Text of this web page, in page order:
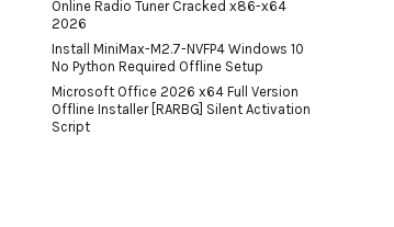
Online Radio Tuner Cracked x86-x64
2026
Install MiniMax-M2.7-NVFP4 Windows 10
No Python Required Offline Setup
Microsoft Office 2026 x64 Full Version
Offline Installer [RARBG] Silent Activation
Script